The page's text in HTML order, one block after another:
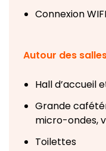
Connexion
Autour des
Hall d’accueil
Grande
micro-ondes,
Toilettes